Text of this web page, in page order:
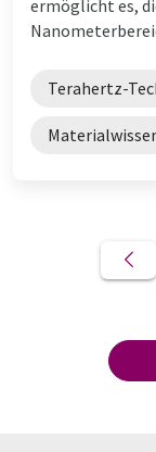
ermöglicht es,
Terahertz-